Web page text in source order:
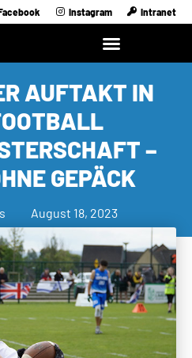
Instagram Intranet
AUFTAKT IN
–
GEPÄCK
August 18, 2023